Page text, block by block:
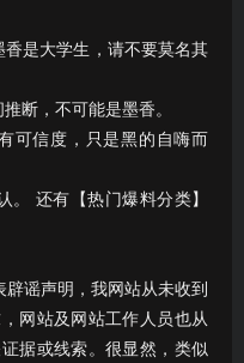
是大学生，请不要莫名其
断，不可能是墨香。
可信度，只是黑的自嗨而
。 还有【热门爆料分类】
谣声明，我网站从未收到
网站及网站工作人员也从
据或线索。很显然，类似